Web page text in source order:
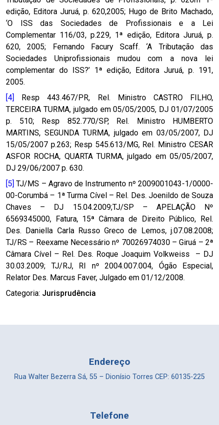
edição, Editora Juruá, p. 620,2005; Hugo de Brito Machado,
‘O ISS das Sociedades de Profissionais e a Lei
Complementar 116/03, p.229, 1ª edição, Editora Juruá, p.
620, 2005; Fernando Facury Scaff. ‘A Tributação das
Sociedades Uniprofissionais mudou com a nova lei
complementar do ISS?’ 1ª edição, Editora Juruá, p. 191,
2005.
[4]
Resp 443.467/PR, Rel. Ministro CASTRO FILHO,
TERCEIRA TURMA, julgado em 05/05/2005, DJ 01/07/2005
p. 510; Resp 852.770/SP, Rel. Ministro HUMBERTO
MARTINS, SEGUNDA TURMA, julgado em 03/05/2007, DJ
15/05/2007 p.263; Resp 545.613/MG, Rel. Ministro CESAR
ASFOR ROCHA, QUARTA TURMA, julgado em 05/05/2007,
DJ 29/06/2007 p. 630.
[5] TJ/MS – Agravo de Instrumento nº 2009001043-1/0000-
00-Corumbá – 1ª Turma Cível – Rel. Des. Joenildo de Souza
Chaves – DJ 15.04.2009;TJ/SP – APELAÇÃO Nº
6569345000, Fatura, 15ª Câmara de Direito Público, Rel.
Des. Daniella Carla Russo Greco de Lemos, j.07.08.2008;
TJ/RS – Reexame Necessário nº 70026974030 – Giruá – 2ª
Câmara Cível – Rel. Des. Roque Joaquim Volkweiss – DJ
30.03.2009; TJ/RJ, RI nº 2004.007.004, Ógão Especial,
Relator Des. Marcus Faver, Julgado em 01/12/2008.
Categoria: Jurisprudência
Endereço
Rua Walter Bezerra Sá, 55 – Dionísio Torres CEP: 60135-225
Telefone